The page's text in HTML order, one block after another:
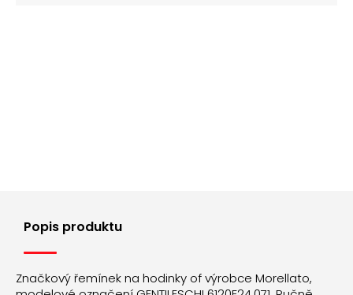
Popis produktu
Značkový řemínek na hodinky of výrobce Morellato,